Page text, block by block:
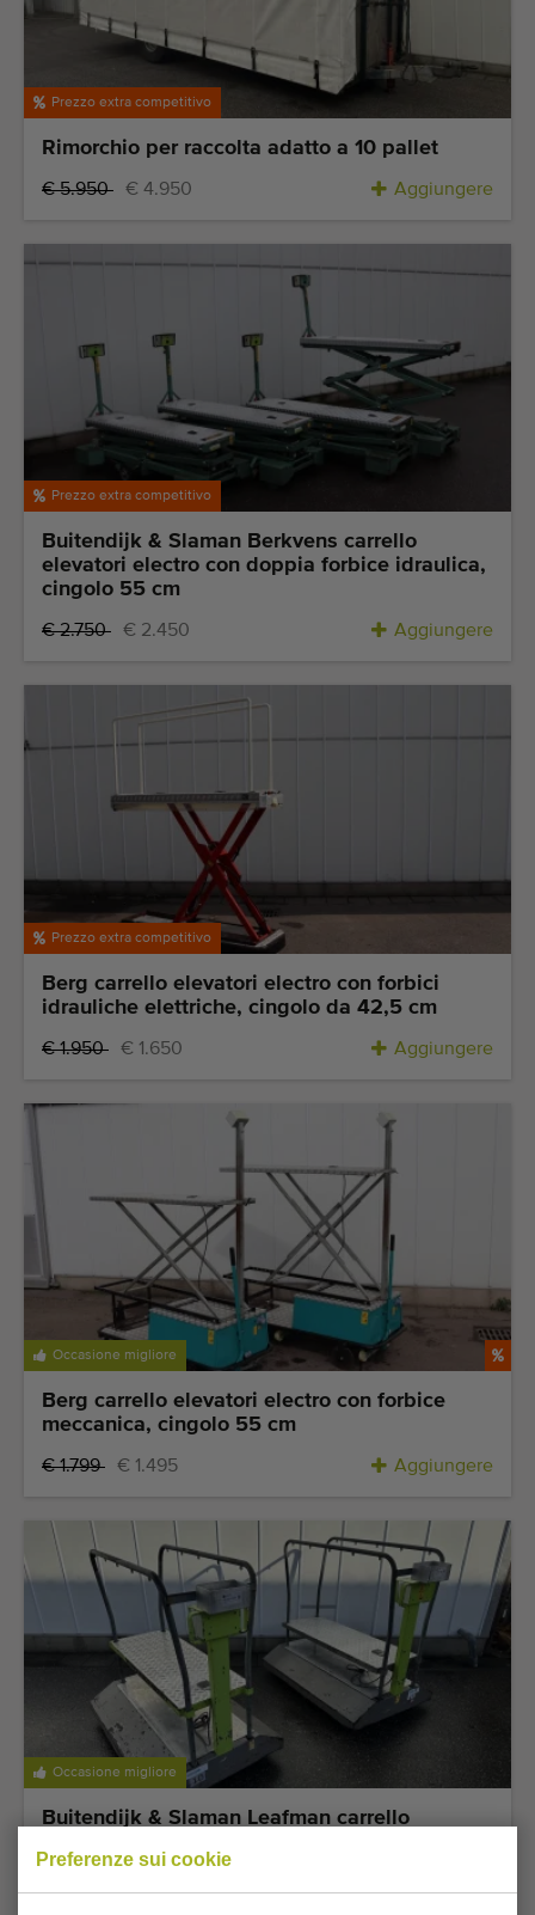
Preferenze sui cookie
Prezzo extra competitivo
Rimorchio per raccolta adatto a 10 pallet
€ 5.950 € 4.950 Aggiungere
Prezzo extra competitivo
Buitendijk & Slaman Berkvens carrello
elevatori electro con doppia forbice idraulica,
cingolo 55 cm
€ 2.750 € 2.450 Aggiungere
Prezzo extra competitivo
Berg carrello elevatori electro con forbici
idrauliche elettriche, cingolo da 42,5 cm
€ 1.950 € 1.650 Aggiungere
Occasione migliore
Berg carrello elevatori electro con forbice
meccanica, cingolo 55 cm
€ 1.799 € 1.495 Aggiungere
Occasione migliore
Buitendijk & Slaman Leafman carrello